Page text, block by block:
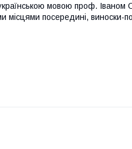
мовою проф. Іваном
місцями посередині, виноски-